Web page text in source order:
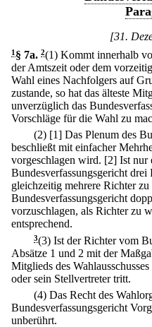
[31.
1 § 7a. 2(1) Kommt innerhalb
der Amtszeit oder dem
Wahl eines Nachfolgers auf
zustande, so hat das älteste
unverzüglich das
Vorschläge für die Wahl zu
(2) [1] Das Plenum des
beschließt mit einfacher
vorgeschlagen wird. [2] Ist nur
Bundesverfassungsgericht drei
gleichzeitig mehrere Richter zu
Bundesverfassungsgericht
vorzuschlagen, als Richter zu
entsprechend.
3(3) Ist der Richter vom
Absätze 1 und 2 mit der
Mitglieds des
oder sein Stellvertreter tritt.
(4) Das Recht des
Bundesverfassungsgericht
unberührt.